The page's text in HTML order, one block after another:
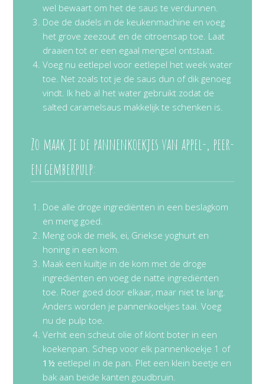
wel bewaart om het de saus te verdunnen.
Doe de dadels in de keukenmachine en voeg
het grove zeezout en de citroensap toe. Laat
draaien tot er een egaal mengsel ontstaat.
Voeg nu eetlepel voor eetlepel het week water
toe. Net zoals tot je de saus dun of dik genoeg
vindt. Ik heb al het water gebruikt zodat de
salted caramelsaus makkelijk te schenken is.
Zo maak je de pannenkoekjes van appel-, peer-
en gemberpulp:
Doe alle droge ingrediënten in een beslagkom
en meng goed.
Meng ook de melk, ei, Griekse yoghurt en
honing in een kom.
Maak een kuiltje in de kom met de droge
ingrediënten en voeg de natte ingrediënten
toe. Roer goed door elkaar, maar niet te lang.
Anders worden je pannenkoekjes taai. Voeg
nu de pulp toe.
Verhit een scheut olie of klont boter in een
koekenpan. Schep voor elk pannenkoekje 1 of
1½ eetlepel in de pan. Plet een klein beetje en
bak aan beide kanten goudbruin.